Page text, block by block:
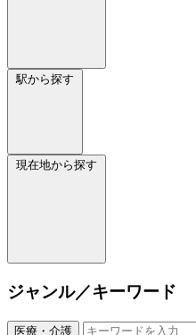
駅から探す
現在地から探す
ジャンル／キーワード
医療・介護